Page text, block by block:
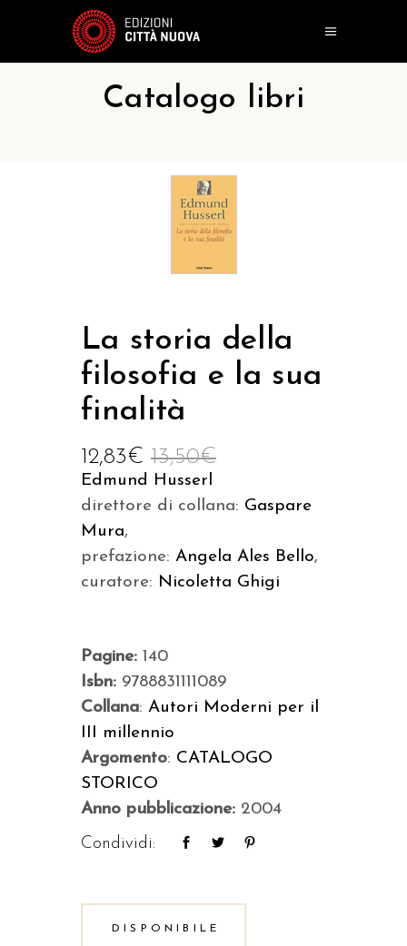
Catalogo libri
La storia della
filosofia e la sua
finalità
13,50€
12,83€
Edmund Husserl
direttore di collana: Gaspare
Mura,
prefazione: Angela Ales Bello,
curatore: Nicoletta Ghigi
Pagine: 140
Isbn: 9788831111089
Collana: Autori Moderni per il
III millennio
Argomento: CATALOGO
STORICO
Anno pubblicazione: 2004
Condividi:
DISPONIBILE